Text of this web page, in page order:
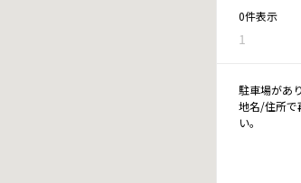
0件表示
1
駐車場があ
地名/住所で
い。